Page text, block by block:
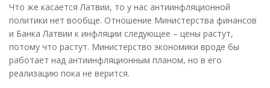
Что же касается Латвии, то у нас антиинфляционной
политики нет вообще. Отношение Министерства финансов
и Банка Латвии к инфляции следующее – цены растут,
потому что растут. Министерство экономики вроде бы
работает над антиинфляционным планом, но в его
реализацию пока не верится.